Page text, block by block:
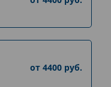
от 4400 руб.